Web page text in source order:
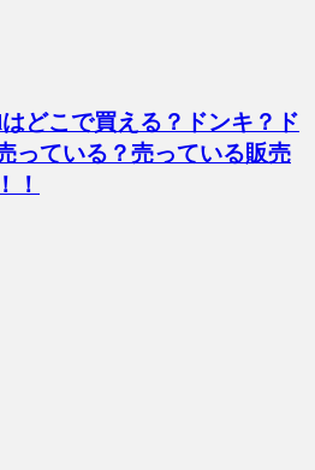
どこで買える？ドンキ？ド
っている？売っている販売
！